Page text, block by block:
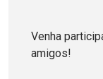
Venha
amigos!